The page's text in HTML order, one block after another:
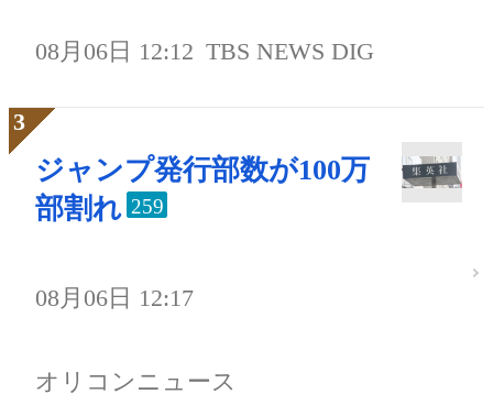
08月06日 12:12 TBS NEWS DIG
ジャンプ発行部数が100万
部割れ 259
08月06日 12:17
オリコンニュース